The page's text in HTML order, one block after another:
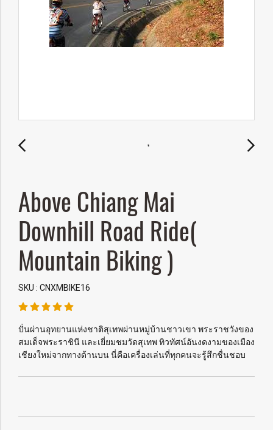
Above Chiang Mai
Downhill Road Ride(
Mountain Biking )
SKU : CNXMBIKE16
ปั่นผ่านอุทยานแห่งชาติสุเทพผ่านหมู่บ้านชาวเขา พระราชวังของ
สมเด็จพระราชินี และเยี่ยมชมวัดสุเทพ ทิวทัศน์อันงดงามของเมือง
เชียงใหม่จากทางด้านบน นี่คือเครื่องเล่นที่ทุกคนจะรู้สึกชื่นชอบ